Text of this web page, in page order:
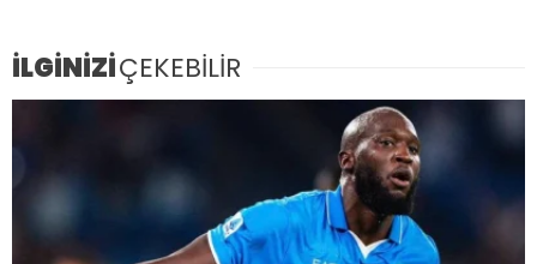
İLGİNİZİÇEKEBİLİR